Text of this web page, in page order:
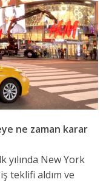
ne zaman karar
yılında New York
teklifi aldım ve